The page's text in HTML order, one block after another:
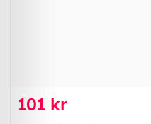
101 kr